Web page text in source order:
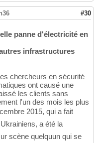
#30
panne d'électricité en
infrastructures
chercheurs en sécurité
ont causé une
les clients sans
l'un des mois les plus
2015, qui a fait
a été la
scène quelquun qui se